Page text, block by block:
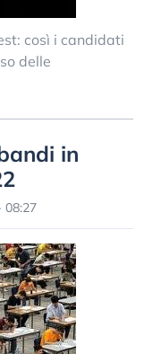
così i candidati
delle
in
08:27